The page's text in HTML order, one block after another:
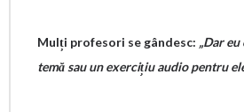
Mulți profesori se gândesc: „Dar
temă sau un exercițiu audio pentru